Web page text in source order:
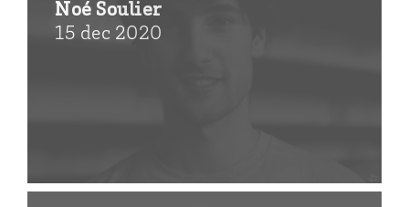
Noé Soulier
15 dec 2020